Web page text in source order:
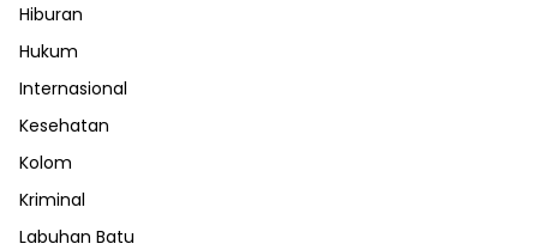
Hiburan
Hukum
Internasional
Kesehatan
Kolom
Kriminal
Labuhan Batu